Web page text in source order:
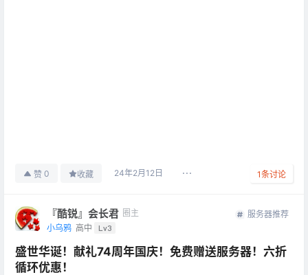
赞 0 收藏 24年2月12日 1条讨论
『酷锐』会长君 圈主
小乌鸦 高中 Lv3
服务器推荐
盛世华诞！献礼74周年国庆！免费赠送服务器！六折
循环优惠！